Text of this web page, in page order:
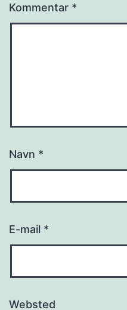
Kommentar *
Navn *
E-mail *
Websted